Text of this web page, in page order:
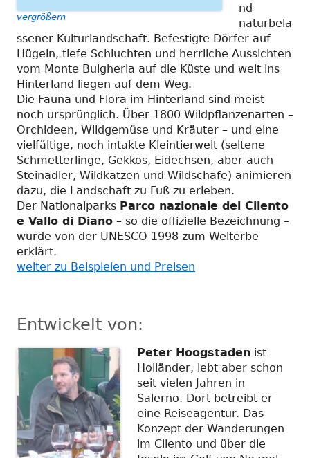
vergrößern
nd
naturbela
ssener Kulturlandschaft. Befestigte Dörfer auf
Hügeln, tiefe Schluchten und herrliche Aussichten
vom Monte Bulgheria auf die Küste und weit ins
Hinterland liegen auf dem Weg.
Die Fauna und Flora im Hinterland sind meist
noch ursprünglich. Über 1800 Wildpflanzenarten –
Orchideen, Wildgemüse und Kräuter – und eine
vielfältige, noch intakte Kleintierwelt (seltene
Schmetterlinge, Gekkos, Eidechsen, aber auch
Steinadler, Wildkatzen und Wildschafe) animieren
dazu, die Landschaft zu Fuß zu erleben.
Der Nationalparks Parco nazionale del Cilento
e Vallo di Diano – so die offizielle Bezeichnung –
wurde von der UNESCO 1998 zum Welterbe
erklärt.
weiter zu Beispielen und Preisen
Entwickelt von:
Peter Hoogstaden ist
Holländer, lebt aber schon
seit vielen Jahren in
Salerno. Dort betreibt er
eine Reiseagentur. Das
Konzept der Wanderungen
im Cilento und über die